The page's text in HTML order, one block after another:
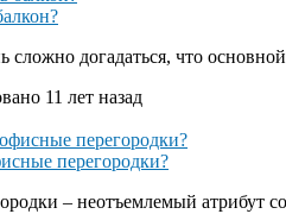
сложно догадаться, что
11 лет назад
перегородки?
– неотъемлемый атрибут